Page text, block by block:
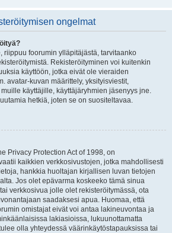
ongelmat
riippuu foorumin ylläpitäjästä, tarvitaanko
Rekisteröityminen voi kuitenkin
käyttöön, jotka eivät ole vieraiden
avatar-kuvan määrittely, yksityisviestit,
käyttäjille, käyttäjäryhmien jäsenyys jne.
hetkiä, joten se on suositeltavaa.
Privacy Protection Act of 1998, on
kaikkien verkkosivustojen, jotka mahdollisesti
hankkia huoltajan kirjallisen luvan tietojen
Jos olet epävarma koskeeko tämä sinua
verkkosivua jolle olet rekisteröitymässä, ota
saadaksesi apua. Huomaa, että
omistajat eivät voi antaa lakineuvontaa ja
lakiasioissa, lukuunottamatta
olla yhteydessä väärinkäytöstapauksissa tai